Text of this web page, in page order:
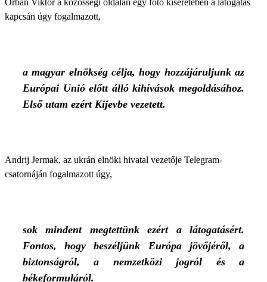
Orbán Viktor a közösségi oldalán egy fotó kíséretében a látogatás
kapcsán úgy fogalmazott,
a magyar elnökség célja, hogy hozzájáruljunk az
Európai Unió előtt álló kihívások megoldásához.
Első utam ezért Kijevbe vezetett.
Andrij Jermak, az ukrán elnöki hivatal vezetője Telegram-
csatornáján fogalmazott úgy,
sok mindent megtettünk ezért a látogatásért.
Fontos, hogy beszéljünk Európa jövőjéről, a
biztonságról, a nemzetközi jogról és a
békeformuláról.